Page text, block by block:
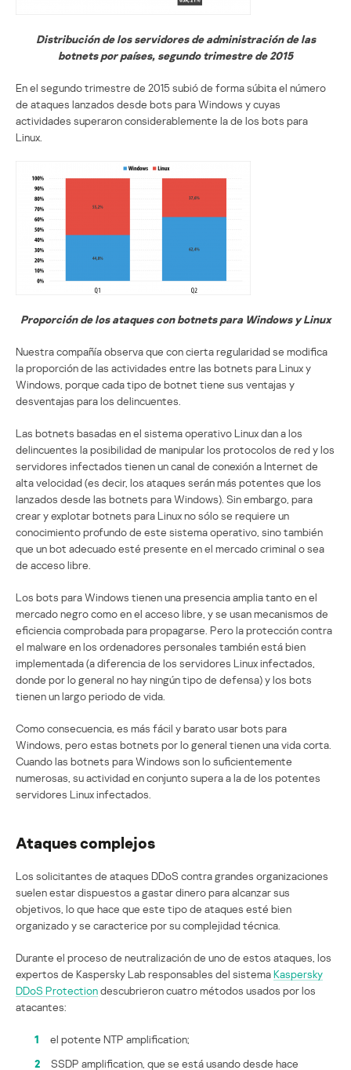
Distribución de los servidores de administración de las
botnets por países, segundo trimestre de 2015
En el segundo trimestre de 2015 subió de forma súbita el número
de ataques lanzados desde bots para Windows y cuyas
actividades superaron considerablemente la de los bots para
Linux.
Proporción de los ataques con botnets para Windows y Linux
Nuestra compañía observa que con cierta regularidad se modifica
la proporción de las actividades entre las botnets para Linux y
Windows, porque cada tipo de botnet tiene sus ventajas y
desventajas para los delincuentes.
Las botnets basadas en el sistema operativo Linux dan a los
delincuentes la posibilidad de manipular los protocolos de red y los
servidores infectados tienen un canal de conexión a Internet de
alta velocidad (es decir, los ataques serán más potentes que los
lanzados desde las botnets para Windows). Sin embargo, para
crear y explotar botnets para Linux no sólo se requiere un
conocimiento profundo de este sistema operativo, sino también
que un bot adecuado esté presente en el mercado criminal o sea
de acceso libre.
Los bots para Windows tienen una presencia amplia tanto en el
mercado negro como en el acceso libre, y se usan mecanismos de
eficiencia comprobada para propagarse. Pero la protección contra
el malware en los ordenadores personales también está bien
implementada (a diferencia de los servidores Linux infectados,
donde por lo general no hay ningún tipo de defensa) y los bots
tienen un largo periodo de vida.
Como consecuencia, es más fácil y barato usar bots para
Windows, pero estas botnets por lo general tienen una vida corta.
Cuando las botnets para Windows son lo suficientemente
numerosas, su actividad en conjunto supera a la de los potentes
servidores Linux infectados.
Ataques complejos
Los solicitantes de ataques DDoS contra grandes organizaciones
suelen estar dispuestos a gastar dinero para alcanzar sus
objetivos, lo que hace que este tipo de ataques esté bien
organizado y se caracterice por su complejidad técnica.
Durante el proceso de neutralización de uno de estos ataques, los
expertos de Kaspersky Lab responsables del sistemaKaspersky
DDoS Protectiondescubrieron cuatro métodos usados por los
atacantes:
1
el potente NTP amplification;
2
SSDP amplification, que se está usando desde hace